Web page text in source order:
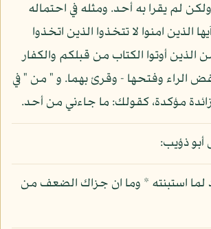
لم يقرا به أحد. ومثله في احتماله
الذين امنوا لا تتخذوا الذين اتخذوا
الذين أوتوا الكتاب من قبلكم والكفار
( 1 ). - بخفض الراء وفتحها - وقرئ بهما. و " من " في
مؤكدة، كقولك: ما جاءني من أحد.
ذؤيب:
استبنته * وما ان جزاك الضعف من